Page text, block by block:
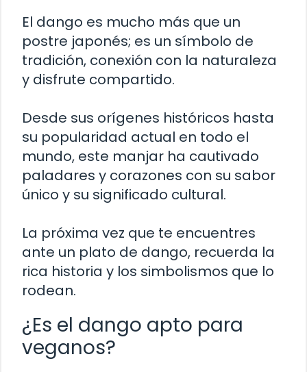
El dango es mucho más que un
postre japonés; es un símbolo de
tradición, conexión con la naturaleza
y disfrute compartido.
Desde sus orígenes históricos hasta
su popularidad actual en todo el
mundo, este manjar ha cautivado
paladares y corazones con su sabor
único y su significado cultural.
La próxima vez que te encuentres
ante un plato de dango, recuerda la
rica historia y los simbolismos que lo
rodean.
¿Es el dango apto para
veganos?